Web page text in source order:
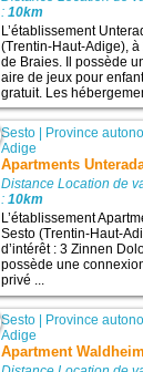
:10km
L’établissement
(Trentin-Haut-Adige), à
de Braies. Il possède
aire de jeux pour
gratuit. Les
Sesto Province
Adige
Apartments
Distance Location de
:10km
L’établissement
Sesto (Trentin-Haut-
d’intérêt : 3 Zinnen
possède une
privé ...
Sesto Province
Adige
Apartment